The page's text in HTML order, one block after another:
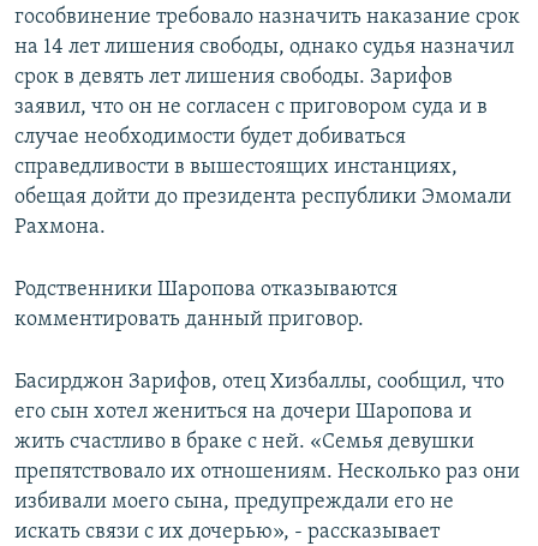
гособвинение требовало назначить наказание срок
на 14 лет лишения свободы, однако судья назначил
срок в девять лет лишения свободы. Зарифов
заявил, что он не согласен с приговором суда и в
случае необходимости будет добиваться
справедливости в вышестоящих инстанциях,
обещая дойти до президента республики Эмомали
Рахмона.
Родственники Шаропова отказываются
комментировать данный приговор.
Басирджон Зарифов, отец Хизбаллы, сообщил, что
его сын хотел жениться на дочери Шаропова и
жить счастливо в браке с ней. «Семья девушки
препятствовало их отношениям. Несколько раз они
избивали моего сына, предупреждали его не
искать связи с их дочерью», - рассказывает